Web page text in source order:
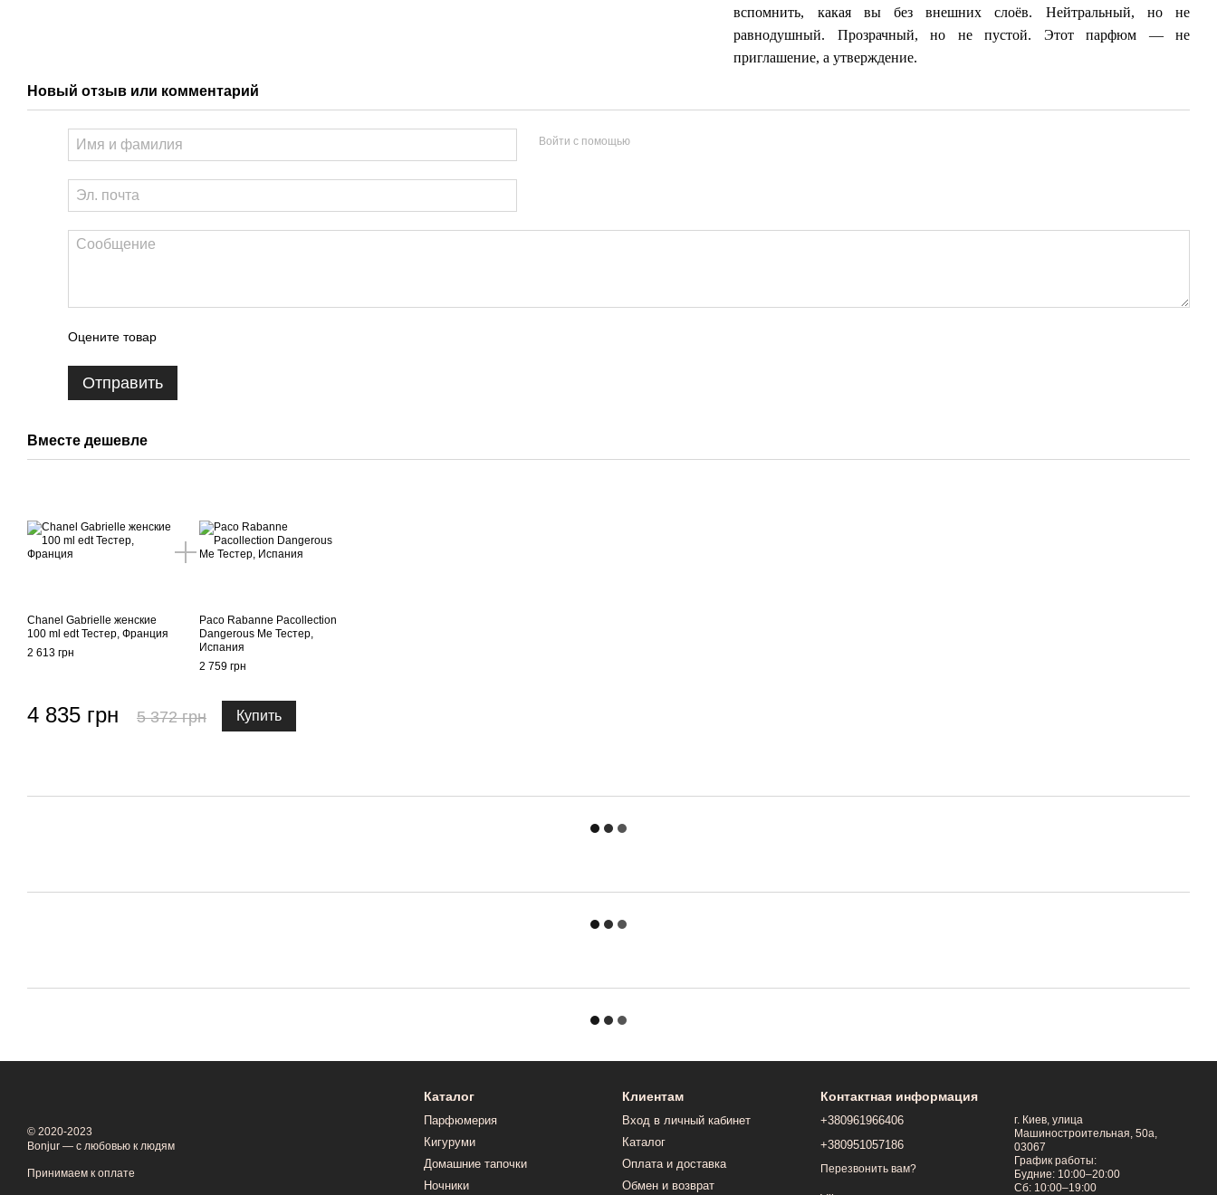
вспомнить, какая вы без внешних слоёв. Нейтральный, но не
равнодушный. Прозрачный, но не пустой. Этот парфюм — не
приглашение, а утверждение.
Новый отзыв или комментарий
Войти с помощью
Оцените товар
Отправить
Вместе дешевле
Chanel Gabrielle женские
100 ml edt Тестер, Франция
2 613 грн
Paco Rabanne Pacollection
Dangerous Me Тестер,
Испания
2 759 грн
4 835 грн 5 372 грн Купить
© 2020-2023
Bonjur — с любовью к людям
Принимаем к оплате
Каталог
Парфюмерия
Кигуруми
Домашние тапочки
Ночники
Клиентам
Вход в личный кабинет
Каталог
Оплата и доставка
Обмен и возврат
Контактная информация
+380961966406
+380951057186
Перезвонить вам?
г. Киев, улица
Машиностроительная, 50a,
03067
График работы:
Будние: 10:00–20:00
Сб: 10:00–19:00